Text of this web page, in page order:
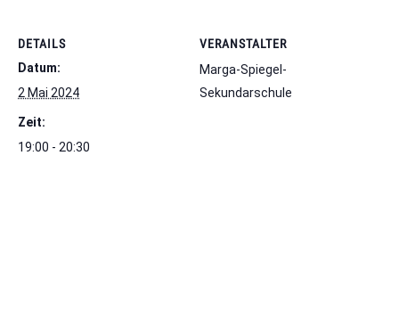
DETAILS
Datum:
2 Mai 2024
Zeit:
19:00 - 20:30
VERANSTALTER
Marga-Spiegel-
Sekundarschule